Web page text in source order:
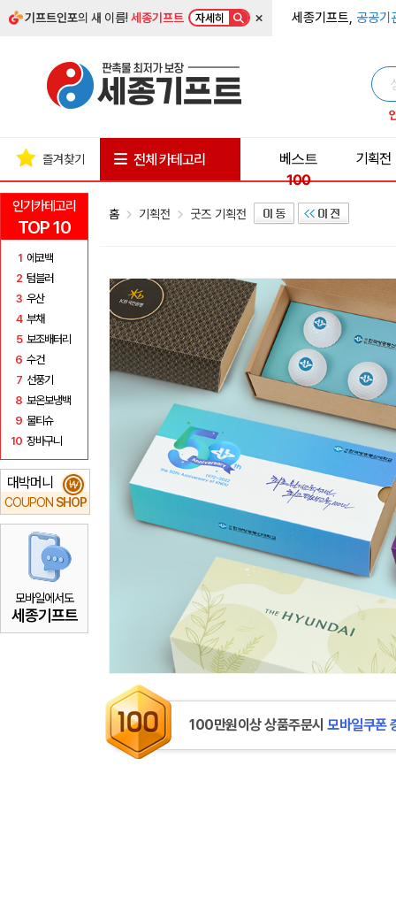
기프트인포의 새 이름!세종기프트 자세히 × 세종기프트, 공공기
인기카테고리
TOP 10
1 에코백
2 텀블러
3 우산
4 부채
5 보조배터리
6 수건
7 선풍기
8 보온보냉백
9 물티슈
10 장바구니
대박머니
COUPON SHOP
₩
모바일에서도
세종기프트
즐겨찾기 전체 카테고리
베스트
100
기획전
홈 기획전 굿즈 기획전
100만원이상 상품주문시 모바일쿠폰